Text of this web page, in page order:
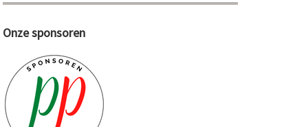
Onze sponsoren